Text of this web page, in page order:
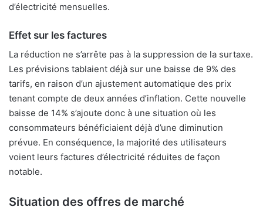
d’électricité mensuelles.
Effet sur les factures
La réduction ne s’arrête pas à la suppression de la surtaxe.
Les prévisions tablaient déjà sur une baisse de 9% des
tarifs, en raison d’un ajustement automatique des prix
tenant compte de deux années d’inflation. Cette nouvelle
baisse de 14% s’ajoute donc à une situation où les
consommateurs bénéficiaient déjà d’une diminution
prévue. En conséquence, la majorité des utilisateurs
voient leurs factures d’électricité réduites de façon
notable.
Situation des offres de marché